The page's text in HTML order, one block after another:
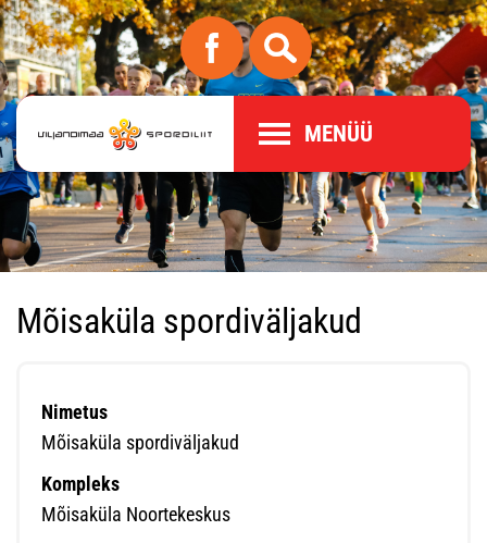
MENÜÜ
Mõisaküla spordiväljakud
Nimetus
Mõisaküla spordiväljakud
Kompleks
Mõisaküla Noortekeskus